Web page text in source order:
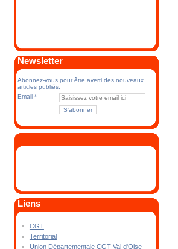
Newsletter
Abonnez-vous pour être averti des nouveaux
articles publiés.
Email
Liens
CGT
Territorial
Union Départementale CGT Val d'Oise